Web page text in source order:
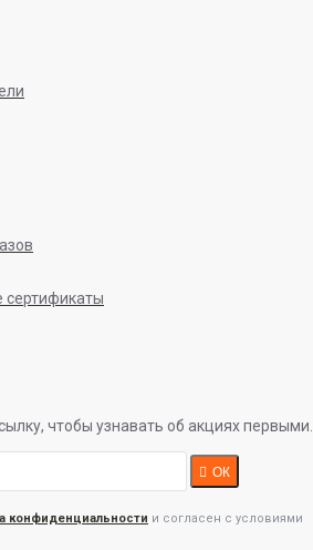
сертификаты
чтобы узнавать об акциях первыми.
ОК
конфиденциальности и согласен с условиями